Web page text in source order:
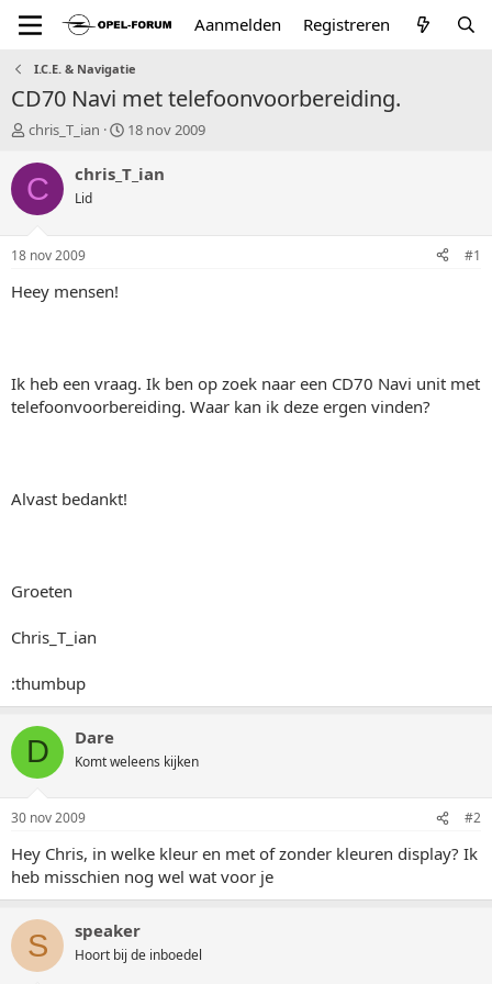
Aanmelden Registreren
I.C.E. & Navigatie
CD70 Navi met telefoonvoorbereiding.
T
p
i
a
r
chris_T_ian
S
a
18 nov 2009
C chris_T_ian
Lid
18 nov 2009 #1
Heey mensen!
Ik heb een vraag. Ik ben op zoek naar een CD70 Navi unit met
telefoonvoorbereiding. Waar kan ik deze ergen vinden?
Alvast bedankt!
Groeten
Chris_T_ian
:thumbup
D Dare
Komt weleens kijken
30 nov 2009 #2
Hey Chris, in welke kleur en met of zonder kleuren display? Ik
heb misschien nog wel wat voor je
S speaker
Hoort bij de inboedel